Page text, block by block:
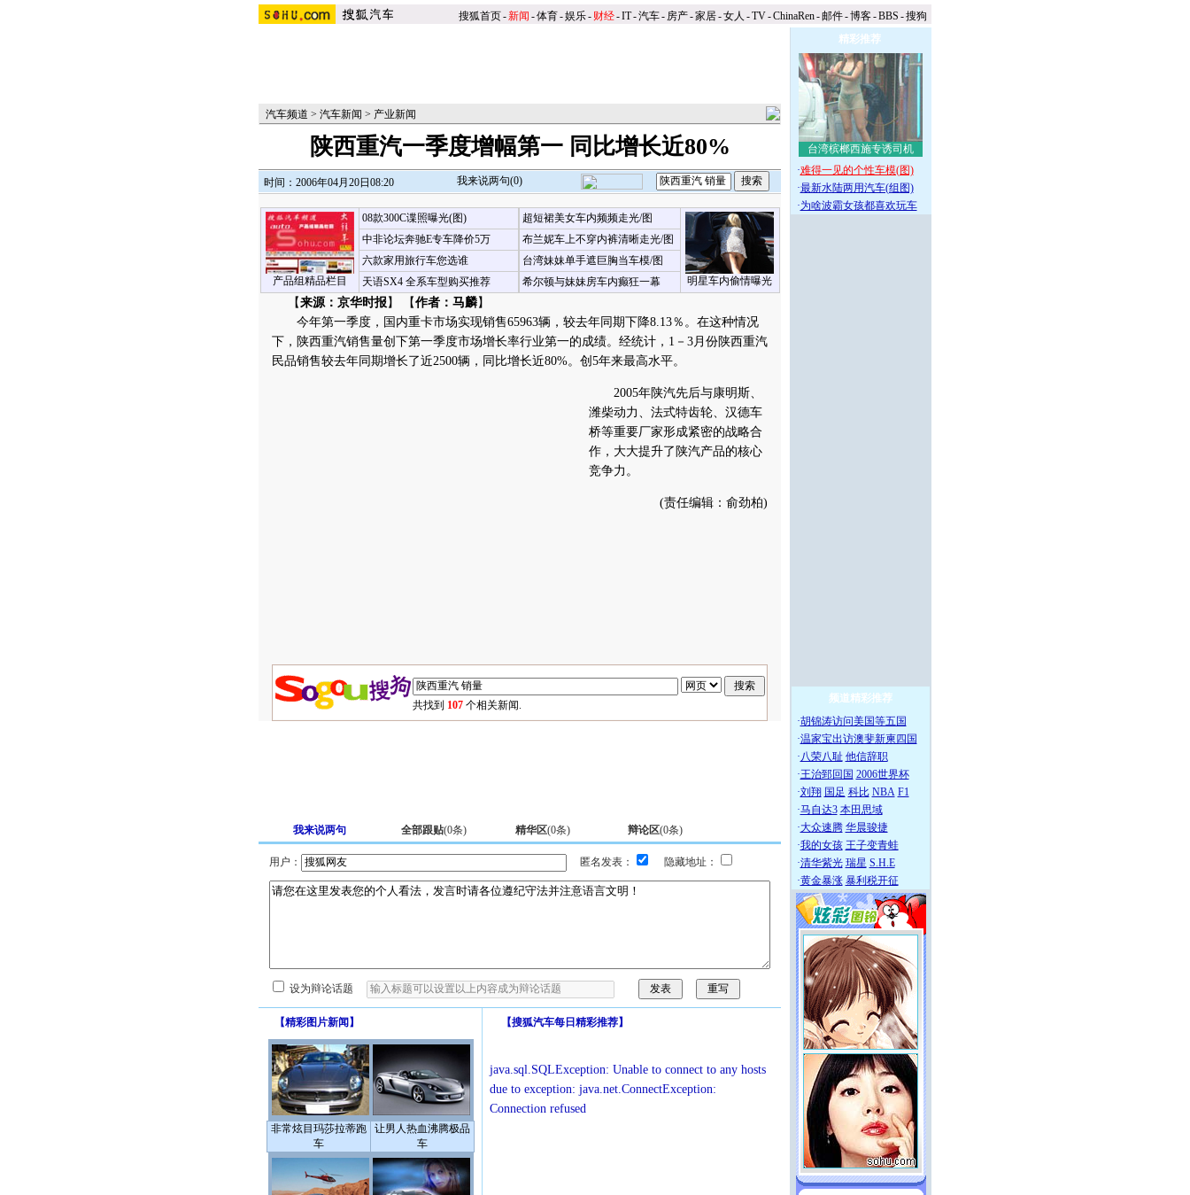
搜狐首页-新闻 -体育-娱乐- 财经-IT-汽车- 房产-家居-女人 -TV-ChinaRen-邮件-博客-BBS -搜狗
汽车频道 > 汽车新闻 > 产业新闻
陕西重汽一季度增幅第一 同比增长近80%
时间：2006年04月20日08:20 我来说两句(0)
产品组精品栏目
08款300C谍照曝光(图)
中非论坛奔驰E专车降价5万
六款家用旅行车您选谁
天语SX4 全系车型购买推荐
超短裙美女车内频频走光/图
明星车内偷情曝光
布兰妮车上不穿内裤清晰走光/图
台湾妹妹单手遮巨胸当车模/图
希尔顿与妹妹房车内癫狂一幕
【来源：京华时报】 【作者：马麟】
今年第一季度，国内重卡市场实现销售65963辆，较去年同期下降8.13％。在这种情况
下，陕西重汽销售量创下第一季度市场增长率行业第一的成绩。经统计，1－3月份陕西重汽
民品销售较去年同期增长了近2500辆，同比增长近80%。 创5年来最高水平。
2005年陕汽先后与康明斯、
潍柴动力、法式特齿轮、汉德车
桥等重要厂家形成紧密的战略合
作，大大提升了陕汽产品的核心
竞争力。
(责任编辑：俞劲柏)
共找到 107 个相关新闻.
我来说两句 全部跟贴(0条) 精华区(0条) 辩论区(0条)
用户： 匿名发表： 隐藏地址：
设为辩论话题
【精彩图片新闻 】
非常炫目玛莎拉蒂跑
车
让男人热血沸腾极品
车
【搜狐汽车每日精彩推荐】
java.sql.SQLException: Unable to connect to any hosts
due to exception: java.net.ConnectException:
Connection refused
精彩推荐
台湾槟榔西施专诱司机
·难得一见的个性车模(图)
·最新水陆两用汽车(组图)
·为啥波霸女孩都喜欢玩车
频道精彩推荐
·胡锦涛访问美国等五国
·温家宝出访澳斐新柬四国
·八荣八耻 他信辞职
·王治郅回国 2006世界杯
·刘翔 国足 科比 NBA F1
·马自达3 本田思域
·大众速腾 华晨骏捷
·我的女孩 王子变青蛙
·清华紫光 瑞星 S.H.E
·黄金暴涨 暴利税开征